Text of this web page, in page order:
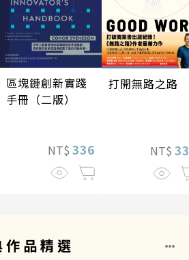
區塊鏈創新實踐
手冊（二版）
NT$ 336
打開無路之路
NT$
品精選